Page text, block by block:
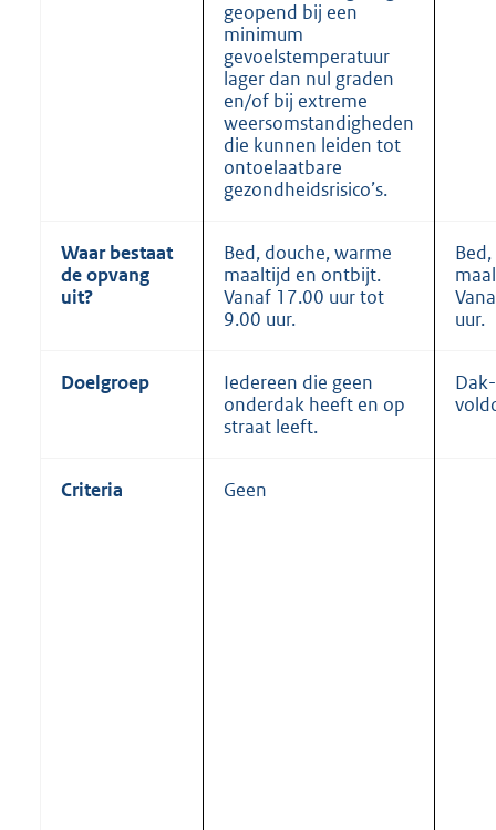
geopend bij een
minimum
gevoelstemperatuur
lager dan nul graden
en/of bij extreme
weersomstandigheden
die kunnen leiden tot
ontoelaatbare
gezondheidsrisico’s.
Waar bestaat
de opvang
uit?
Bed, douche, warme
maaltijd en ontbijt.
Vanaf 17.00 uur tot
9.00 uur.
uur.
Doelgroep
Iedereen die geen
onderdak heeft en op
straat leeft.
Criteria Geen